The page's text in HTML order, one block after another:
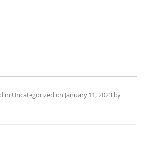
in Uncategorized on January 11, 2023 by